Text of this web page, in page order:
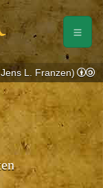
L. Franzen)